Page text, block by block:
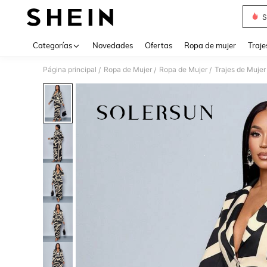
Categorías Novedades Ofertas Ropa de mujer
Página principal / Ropa de Mujer / Ropa de Mujer / Trajes de Mujer